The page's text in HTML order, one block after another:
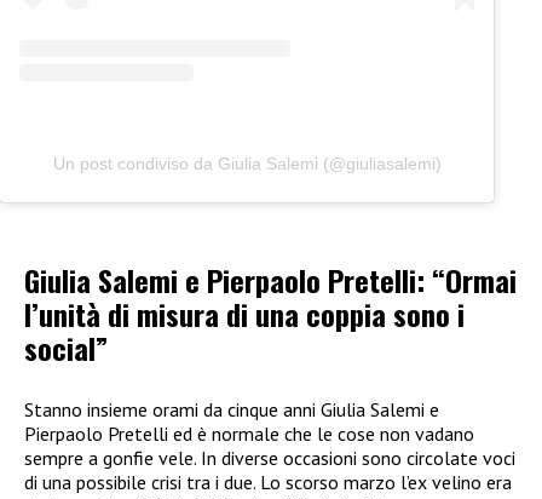
Un post condiviso da Giulia Salemi (@giuliasalemi)
Giulia Salemi e Pierpaolo Pretelli: “Ormai
l’unità di misura di una coppia sono i
social”
Stanno insieme orami da cinque anni Giulia Salemi e
Pierpaolo Pretelli ed è normale che le cose non vadano
sempre a gonfie vele. In diverse occasioni sono circolate voci
di una possibile crisi tra i due. Lo scorso marzo l’ex velino era